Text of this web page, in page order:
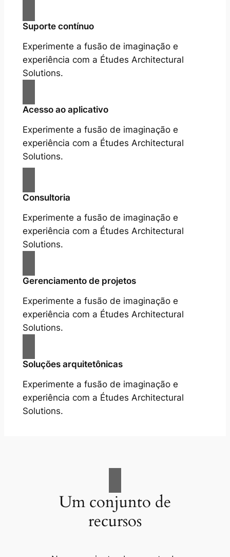
Suporte contínuo
Experimente a fusão de imaginação e
experiência com a Études Architectural
Solutions.
Acesso ao aplicativo
Experimente a fusão de imaginação e
experiência com a Études Architectural
Solutions.
Consultoria
Experimente a fusão de imaginação e
experiência com a Études Architectural
Solutions.
Gerenciamento de projetos
Experimente a fusão de imaginação e
experiência com a Études Architectural
Solutions.
Soluções arquitetônicas
Experimente a fusão de imaginação e
experiência com a Études Architectural
Solutions.
Um conjunto de
recursos